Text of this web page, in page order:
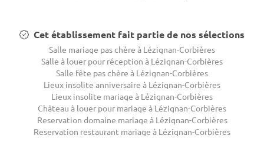
Cet établissement fait partie de nos sélections
Salle mariage pas chère à Lézignan-Corbières
Salle à louer pour réception à Lézignan-Corbières
Salle fête pas chère à Lézignan-Corbières
Lieux insolite anniversaire à Lézignan-Corbières
Lieux insolite mariage à Lézignan-Corbières
Château à louer pour mariage à Lézignan-Corbières
Reservation domaine mariage à Lézignan-Corbières
Reservation restaurant mariage à Lézignan-Corbières